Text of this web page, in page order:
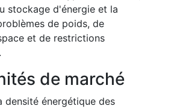
stockage d'énergie et la
de poids, de
et de restrictions
de marché
densité énergétique des